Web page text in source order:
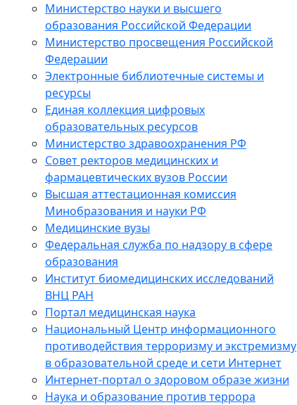
Министерство науки и высшего
образования Российской Федерации
Министерство просвещения Российской
Федерации
Электронные библиотечные системы и
ресурсы
Единая коллекция цифровых
образовательных ресурсов
Министерство здравоохранения РФ
Совет ректоров медицинских и
фармацевтических вузов России
Высшая аттестационная комиссия
Минобразования и науки РФ
Медицинские вузы
Федеральная служба по надзору в сфере
образования
Институт биомедицинских исследований
ВНЦ РАН
Портал медицинская наука
Национальный Центр информационного
противодействия терроризму и экстремизму
в образовательной среде и сети Интернет
Интернет-портал о здоровом образе жизни
Наука и образование против террора